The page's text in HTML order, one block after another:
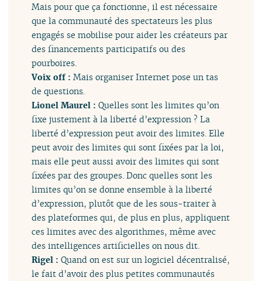
Mais pour que ça fonctionne, il est nécessaire
que la communauté des spectateurs les plus
engagés se mobilise pour aider les créateurs par
des financements participatifs ou des
pourboires.
Voix off :Mais organiser Internet pose un tas
de questions.
Lionel Maurel :Quelles sont les limites qu’on
fixe justement à la liberté d’expression ? La
liberté d’expression peut avoir des limites. Elle
peut avoir des limites qui sont fixées par la loi,
mais elle peut aussi avoir des limites qui sont
fixées par des groupes. Donc quelles sont les
limites qu’on se donne ensemble à la liberté
d’expression, plutôt que de les sous-traiter à
des plateformes qui, de plus en plus, appliquent
ces limites avec des algorithmes, même avec
des intelligences artificielles on nous dit.
Rigel :Quand on est sur un logiciel décentralisé,
le fait d’avoir des plus petites communautés